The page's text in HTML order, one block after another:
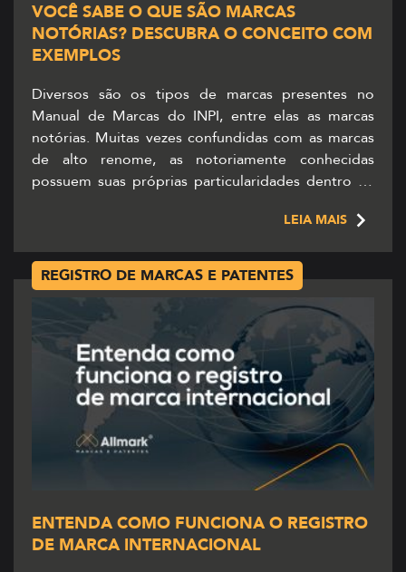
VOCÊ SABE O QUE SÃO MARCAS
NOTÓRIAS? DESCUBRA O CONCEITO COM
EXEMPLOS
Diversos são os tipos de marcas presentes no
Manual de Marcas do INPI, entre elas as marcas
notórias. Muitas vezes confundidas com as marcas
de alto renome, as notoriamente conhecidas
possuem suas próprias particularidades dentro da
para que você entenda o que é, quais são as marcas
LEIA MAIS
REGISTRO DE MARCAS E PATENTES
ENTENDA COMO FUNCIONA O REGISTRO
DE MARCA INTERNACIONAL